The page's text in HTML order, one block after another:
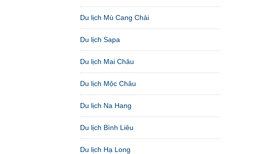
Du lịch Mù Cang Chải
Du lịch Sapa
Du lịch Mai Châu
Du lịch Mộc Châu
Du lịch Na Hang
Du lịch Bình Liêu
Du lịch Hạ Long